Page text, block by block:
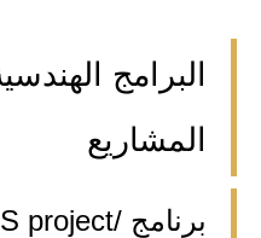
البرامج
المشاريع
برنامج /MS project/